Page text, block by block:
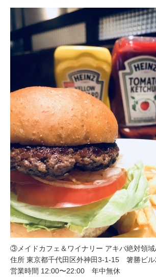
③メイドカフェ＆ワイナリー アキバ絶対領
住所 東京都千代田区外神田3-1-15 箸勝ビル
営業時間 12:00〜22:00 年中無休